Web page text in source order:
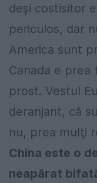
deși costisitor
periculos, dar
America sunt
Canada e prea
prost. Vestul
deranjant, că
nu, prea mulţi
China este o
neapărat